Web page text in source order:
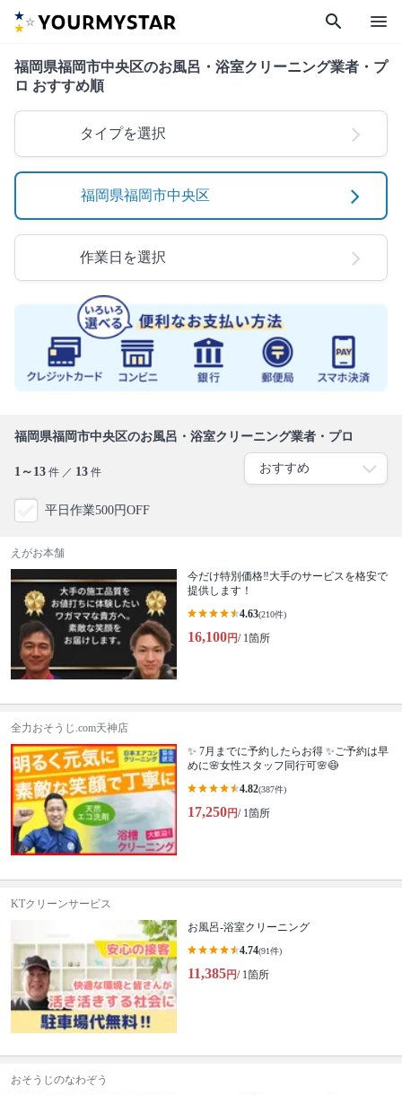
search menu
福岡県福岡市中央区のお風呂・浴室クリーニング業者・プ
ロ おすすめ順
タイプを選択
福岡県福岡市中央区
作業日を選択
福岡県福岡市中央区のお風呂・浴室クリーニング業者・プロ
1～13 件 ／ 13 件
平日作業500円OFF
えがお本舗
今だけ特別価格‼️大手のサービスを格安で
提供します！
4.63(210件)
16,100円/ 1箇所
全力おそうじ.com天神店
✨ 7月までに予約したらお得 ✨ご予約は早
めに🌸女性スタッフ同行可🌸😷
4.82(387件)
17,250円/ 1箇所
KTクリーンサービス
お風呂-浴室クリーニング
4.74(91件)
11,385円/ 1箇所
おそうじのなわぞう